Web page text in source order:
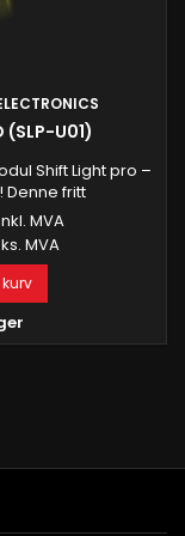
(SLP-U01)
Shift Light pro –
Denne fritt
girlysmodulen
girlysassistent
for
lengre levetid.
minste
takket
pro....
MVA
MVA